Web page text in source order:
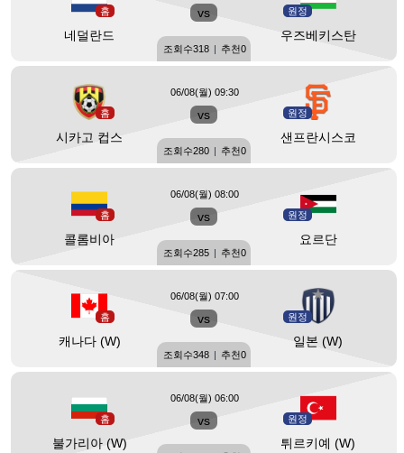
홈
네덜란드
vs 원정
우즈베키스탄
조회수318 | 추천0
홈
시카고 컵스
vs 원정
샌프란시스코
06/08(월) 09:30
조회수280 | 추천0
홈
콜롬비아
vs 원정
요르단
06/08(월) 08:00
조회수285 | 추천0
홈
캐나다 (W)
vs 원정
일본 (W)
06/08(월) 07:00
조회수348 | 추천0
홈
불가리아 (W)
vs 원정
튀르키예 (W)
06/08(월) 06:00